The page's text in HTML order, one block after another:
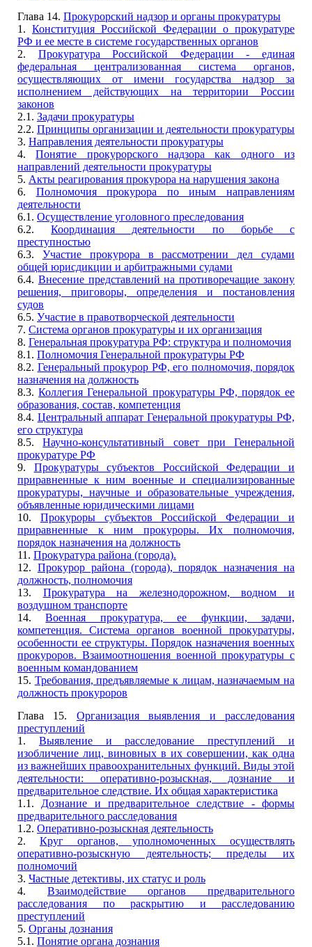
Глава 14. Прокурорский надзор и органы прокуратуры
1. Конституция Российской Федерации о прокуратуре
РФ и ее месте в системе государственных органов
2. Прокуратура Российской Федерации - единая
федеральная централизованная система органов,
осуществляющих от имени государства надзор за
исполнением действующих на территории России
законов
2.1. Задачи прокуратуры
2.2. Принципы организации и деятельности прокуратуры
3. Направления деятельности прокуратуры
4.Понятие прокурорского надзора как одного из
направлений деятельности прокуратуры
5. Акты реагирования прокурора на нарушения закона
6. Полномочия прокурора по иным направлениям
деятельности
6.1. Осуществление уголовного преследования
6.2.Координация деятельности по борьбе с
преступностью
6.3. Участие прокурора в рассмотрении дел судами
общей юрисдикции и арбитражными судами
6.4. Внесение представлений на противоречащие закону
решения, приговоры, определения и постановления
судов
6.5. Участие в правотворческой деятельности
7. Система органов прокуратуры и их организация
8. Генеральная прокуратура РФ: структура и полномочия
8.1. Полномочия Генеральной прокуратуры РФ
8.2. Генеральный прокурор РФ, его полномочия, порядок
назначения на должность
8.3.Коллегия Генеральной прокуратуры РФ, порядок ее
образования, состав, компетенция
8.4. Центральный аппарат Генеральной прокуратуры РФ,
его структура
8.5.Научно-консультативный совет при Генеральной
прокуратуре РФ
9. Прокуратуры субъектов Российской Федерации и
приравненные к ним военные и специализированные
прокуратуры, научные и образовательные учреждения,
объявленные юридическими лицами
10. Прокуроры субъектов Российской Федерации и
приравненные к ним прокуроры. Их полномочия,
порядок назначения на должность
11. Прокуратура района (города).
12. Прокурор района (города), порядок назначения на
должность, полномочия
13. Прокуратура на железнодорожном, водном и
воздушном транспорте
14.Военная прокуратура, ее функции, задачи,
компетенция. Система органов военной прокуратуры,
особенности ее структуры. Порядок назначения военных
прокуроров. Взаимоотношения военной прокуратуры с
военным командованием
15. Требования, предъявляемые к лицам, назначаемым на
должность прокуроров
Глава 15. Организация выявления и расследования
преступлений
1. Выявление и расследование преступлений и
изобличение лиц, виновных в их совершении, как одна
из важнейших правоохранительных функций. Виды этой
деятельности: оперативно-розыскная, дознание и
предварительное следствие. Их общая характеристика
1.1. Дознание и предварительное следствие - формы
предварительного расследования
1.2. Оперативно-розыскная деятельность
2. Круг органов, уполномоченных осуществлять
оперативно-розыскную деятельность; пределы их
полномочий
3. Частные детективы, их статус и роль
4. Взаимодействие органов предварительного
расследования по раскрытию и расследованию
преступлений
5. Органы дознания
5.1. Понятие органа дознания